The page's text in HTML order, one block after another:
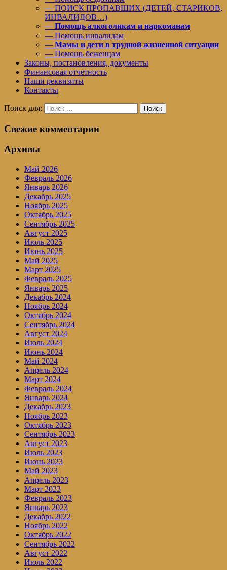
— ПОИСК ПРОПАВШИХ (ДЕТЕЙ, СТАРИКОВ,
ИНВАЛИДОВ…)
— Помощь алкоголикам и наркоманам
— Помощь инвалидам
— Мамы и дети в трудной жизненной ситуации
— Помощь беженцам
Законы, постановления, документы
Финансовая отчетность
Наши реквизиты
Контакты
Поиск для: Поиск
Свежие комментарии
Архивы
Май 2026
Февраль 2026
Январь 2026
Декабрь 2025
Ноябрь 2025
Октябрь 2025
Сентябрь 2025
Август 2025
Июль 2025
Июнь 2025
Май 2025
Март 2025
Февраль 2025
Январь 2025
Декабрь 2024
Ноябрь 2024
Октябрь 2024
Сентябрь 2024
Август 2024
Июль 2024
Июнь 2024
Май 2024
Апрель 2024
Март 2024
Февраль 2024
Январь 2024
Декабрь 2023
Ноябрь 2023
Октябрь 2023
Сентябрь 2023
Август 2023
Июль 2023
Июнь 2023
Май 2023
Апрель 2023
Март 2023
Февраль 2023
Январь 2023
Декабрь 2022
Ноябрь 2022
Октябрь 2022
Сентябрь 2022
Август 2022
Июль 2022